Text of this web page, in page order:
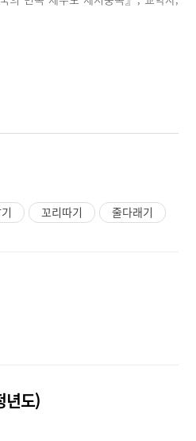
꼬리따기 줄다래기
년도)